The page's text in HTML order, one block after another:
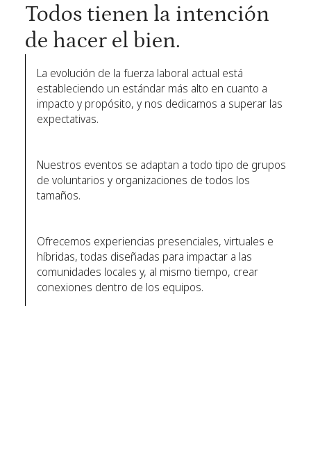
Todos tienen la intención
de hacer el bien.
La evolución de la fuerza laboral actual está
estableciendo un estándar más alto en cuanto a
impacto y propósito, y nos dedicamos a superar las
expectativas.
Nuestros eventos se adaptan a todo tipo de grupos
de voluntarios y organizaciones de todos los
tamaños.
Ofrecemos experiencias presenciales, virtuales e
híbridas, todas diseñadas para impactar a las
comunidades locales y, al mismo tiempo, crear
conexiones dentro de los equipos.